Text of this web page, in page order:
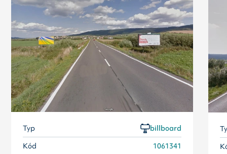
Typ
billboard
Kód
1061341